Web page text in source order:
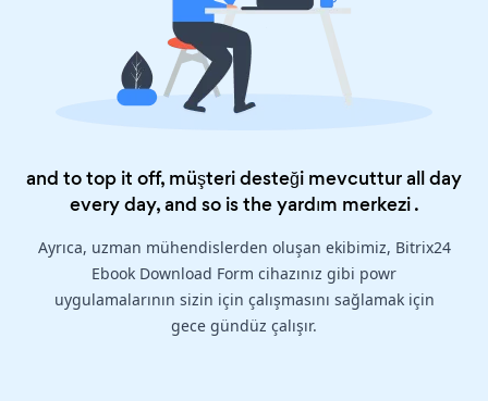
and to top it off, müşteri desteği mevcuttur all day
every day, and so is theyardım merkezi.
Ayrıca, uzman mühendislerden oluşan ekibimiz, Bitrix24
Ebook Download Form cihazınız gibi powr
uygulamalarının sizin için çalışmasını sağlamak için
gece gündüz çalışır.